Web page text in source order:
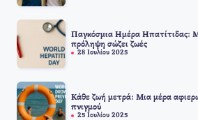
Παγκόσμια Ημέρα Ηπατίτιδας:
πρόληψη σώζει ζωές
28 Ιουλίου 2025
Κάθε ζωή μετρά: Μια μέρα
πνιγμού
25 Ιουλίου 2025